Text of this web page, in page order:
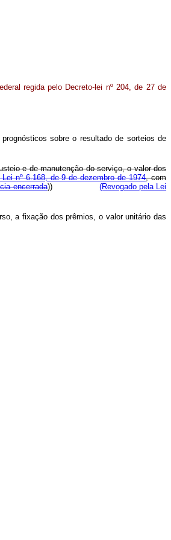
regida pelo Decreto-lei nº 204, de 27 de
sobre o resultado de sorteios de
e de manutenção do serviço, o valor dos
nº 6.168, de 9 de dezembro de 1974, com
encerrada))
(Revogado pela Lei
a fixação dos prêmios, o valor unitário das